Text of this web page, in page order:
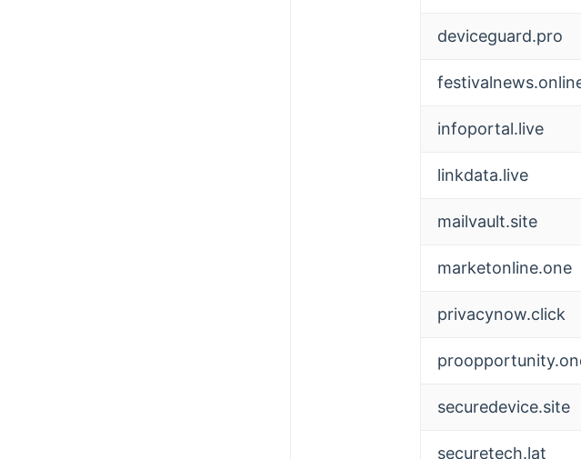
deviceguard.pro
infoportal.live
linkdata.live
mailvault.site
marketonline.one
privacynow.click
securedevice.site
securetech.lat